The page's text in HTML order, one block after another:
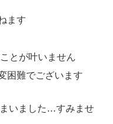
ます
とが叶いません
困難でございます
いました…すみませ